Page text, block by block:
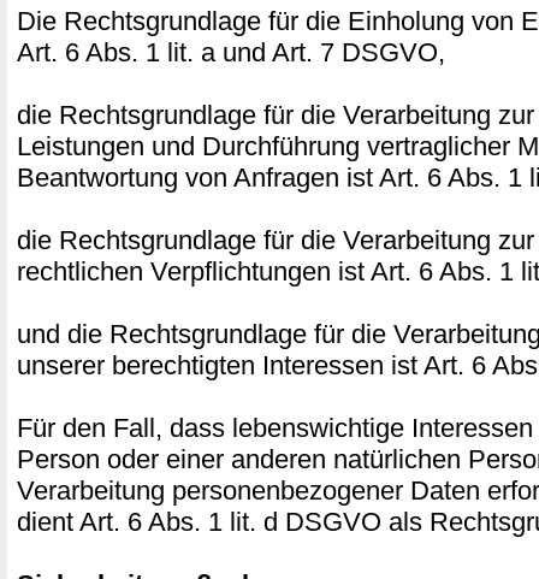
Die Rechtsgrundlage für die Einholung von
Art. 6 Abs. 1 lit. a und Art. 7 DSGVO,
die Rechtsgrundlage für die Verarbeitung
Leistungen und Durchführung vertraglicher
Beantwortung von Anfragen ist Art. 6 Abs. 1
die Rechtsgrundlage für die Verarbeitung
rechtlichen Verpflichtungen ist Art. 6 Abs. 1
und die Rechtsgrundlage für die
unserer berechtigten Interessen ist Art. 6
Für den Fall, dass lebenswichtige
Person oder einer anderen natürlichen
Verarbeitung personenbezogener Daten
dient Art. 6 Abs. 1 lit. d DSGVO als